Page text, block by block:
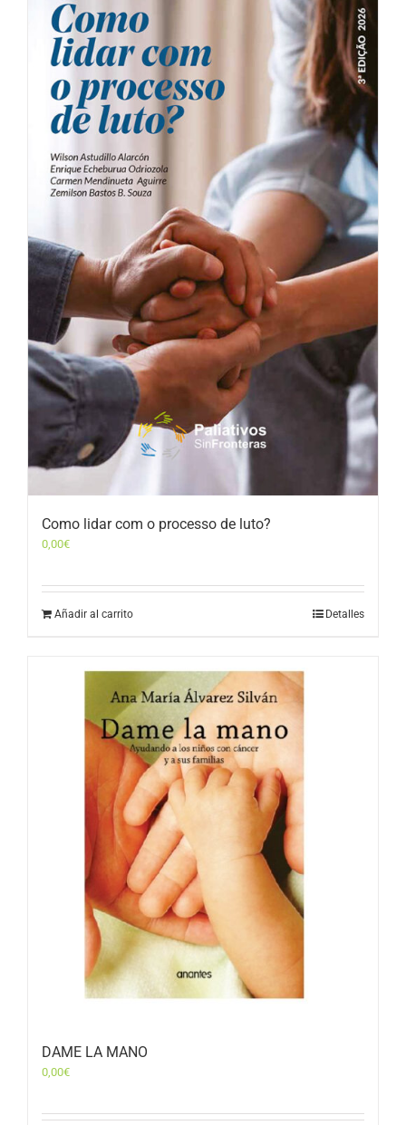
Como lidar com o processo de luto?
0,00€
Añadir al carrito Detalles
DAME LA MANO
0,00€